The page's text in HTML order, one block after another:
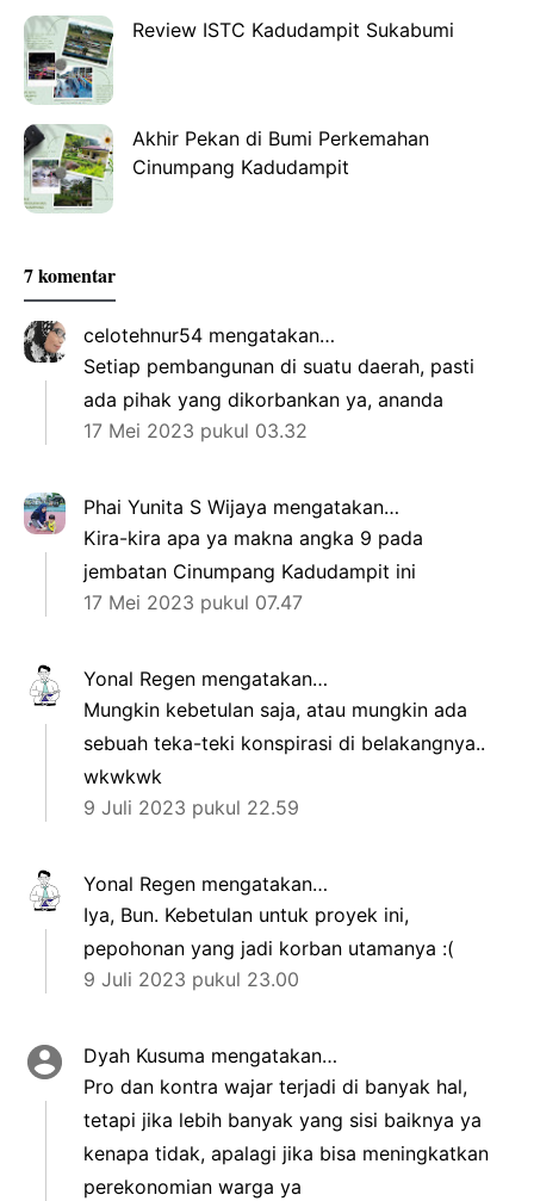
Review ISTC Kadudampit Sukabumi
Akhir Pekan di Bumi Perkemahan
Cinumpang Kadudampit
7 komentar
celotehnur54 mengatakan…
Setiap pembangunan di suatu daerah, pasti
ada pihak yang dikorbankan ya, ananda
17 Mei 2023 pukul 03.32
Phai Yunita S Wijaya mengatakan…
Kira-kira apa ya makna angka 9 pada
jembatan Cinumpang Kadudampit ini
17 Mei 2023 pukul 07.47
Yonal Regen mengatakan…
Mungkin kebetulan saja, atau mungkin ada
sebuah teka-teki konspirasi di belakangnya..
wkwkwk
9 Juli 2023 pukul 22.59
Yonal Regen mengatakan…
Iya, Bun. Kebetulan untuk proyek ini,
pepohonan yang jadi korban utamanya :(
9 Juli 2023 pukul 23.00
Dyah Kusuma mengatakan…
Pro dan kontra wajar terjadi di banyak hal,
tetapi jika lebih banyak yang sisi baiknya ya
kenapa tidak, apalagi jika bisa meningkatkan
perekonomian warga ya